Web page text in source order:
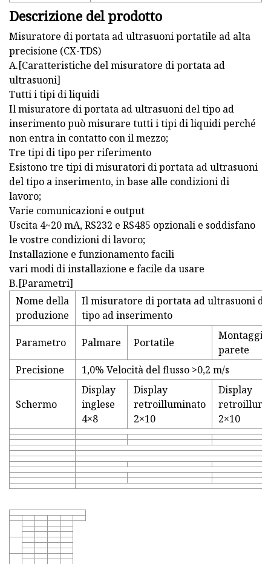
Descrizione del prodotto
Misuratore di portata ad ultrasuoni portatile ad alta
precisione (CX-TDS)
A.[Caratteristiche del misuratore di portata ad
ultrasuoni]
Tutti i tipi di liquidi
Il misuratore di portata ad ultrasuoni del tipo ad
inserimento può misurare tutti i tipi di liquidi perché
non entra in contatto con il mezzo;
Tre tipi di tipo per riferimento
Esistono tre tipi di misuratori di portata ad ultrasuoni
del tipo a inserimento, in base alle condizioni di
lavoro;
Varie comunicazioni e output
Uscita 4~20 mA, RS232 e RS485 opzionali e soddisfano
le vostre condizioni di lavoro;
Installazione e funzionamento facili
vari modi di installazione e facile da usare
B.[Parametri]
Nome della
produzione
Il misuratore di portata ad ultrasuoni
tipo ad inserimento
Parametro Palmare Portatile
Montaggio
parete
Precisione
1,0% Velocità del flusso >0,2 m/s
Schermo
Display
inglese
4×8
Display
retroilluminato
2×10
Display
2×10